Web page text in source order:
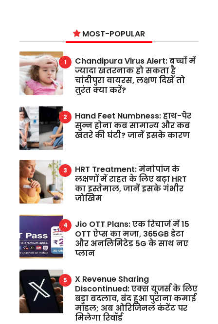
MOST-POPULAR
Chandipura Virus Alert: बच्चों में
ज्यादा खतरनाक हो सकता है
चांदीपुरा वायरस, लक्षण दिखें तो
तुरंत क्या करें?
Hand Feet Numbness: हाथ-पैर
सुन्न होना कब सामान्य और कब
खतरे की घंटी? जानें इसके कारण
HRT Treatment: मेनोपॉज के
लक्षणों में राहत के लिए बढ़ा HRT
का इस्तेमाल, जानें इसके गंभीर
जोखिम
Jio OTT Plans: एक रिचार्ज में 15
OTT ऐप्स का मजा, 365GB डेटा
और अनलिमिटेड 5G के साथ नए
प्लान
X Revenue Sharing
Discontinued: एक्स यूजर्स के लिए
बड़ा बदलाव, बंद हुआ पुराना कमाई
मॉडल; अब ओरिजिनल कंटेंट पर
मिलेगा रिवॉर्ड